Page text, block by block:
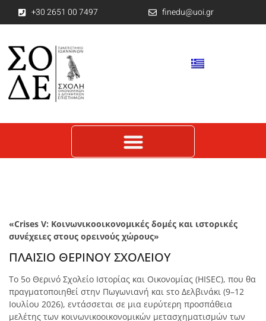
+30 2651 00 7497 finedu@uoi.gr
«Crises V: Κοινωνικοοικονομικές δομές και ιστορικές
συνέχειες στους ορεινούς χώρους»
ΠΛΑΙΣΙΟ ΘΕΡΙΝΟΥ ΣΧΟΛΕΙΟΥ
Το 5ο Θερινό Σχολείο Ιστορίας και Οικονομίας (HISEC), που θα
πραγματοποιηθεί στην Πωγωνιανή και sτο Δελβινάκι (9–12
Ιουλίου 2026), εντάσσεται σε μια ευρύτερη προσπάθεια
μελέτης των κοινωνικοοικονομικών μετασχηματισμών των